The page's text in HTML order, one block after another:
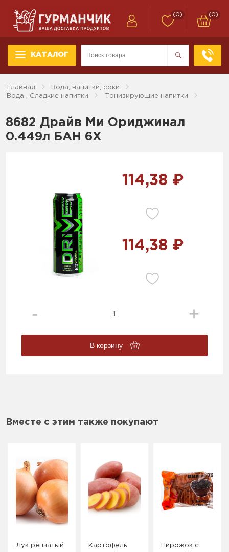
КАТАЛОГ
(0) (0)
Главная
Вода, напитки, соки
Вода , Сладкие напитки
Тонизирующие напитки
8682 Драйв Ми Ориджинал
0.449л БАН 6Х
114,38 ₽
114,38 ₽
В корзину
Вместе с этим также покупают
Лук репчатый
Картофель
Пирожок с